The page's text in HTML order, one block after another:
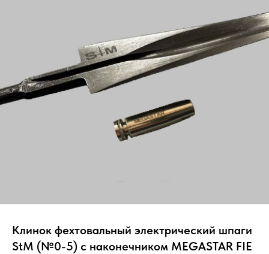
Клинок фехтовальный электрический шпаги
StM (№0-5) с наконечником MEGASTAR FIE